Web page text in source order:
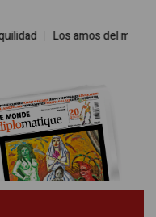
Los amos del mundo